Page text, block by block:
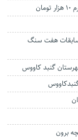
هفت سنگ
گنبد کاووس